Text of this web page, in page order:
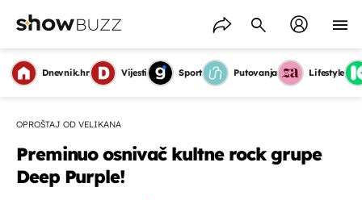
Dnevnik.hr Vijesti Sport Putovanja Lifestyle
OPROŠTAJ OD VELIKANA
Preminuo osnivač kultne rock grupe
Deep Purple!